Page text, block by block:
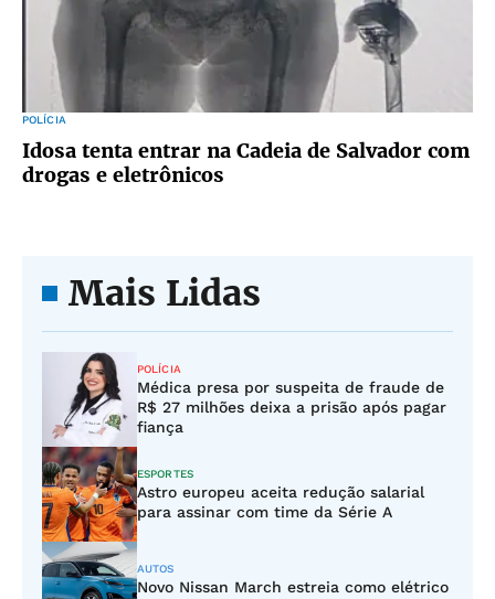
POLÍCIA
Idosa tenta entrar na Cadeia de Salvador com
drogas e eletrônicos
Mais Lidas
POLÍCIA
Médica presa por suspeita de fraude de
R$ 27 milhões deixa a prisão após pagar
fiança
ESPORTES
Astro europeu aceita redução salarial
para assinar com time da Série A
AUTOS
Novo Nissan March estreia como elétrico